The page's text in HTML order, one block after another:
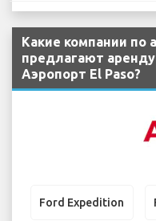
Какие компании по
предлагают
Аэропорт El Paso?
Ford Expedition